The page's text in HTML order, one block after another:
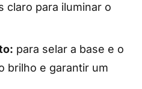
claro para iluminar o
para selar a base e o
brilho e garantir um